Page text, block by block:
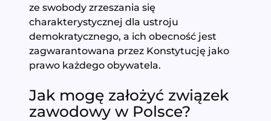
ze swobody zrzeszania się
charakterystycznej dla ustroju
demokratycznego, a ich obecność jest
zagwarantowana przez Konstytucję jako
prawo każdego obywatela.
Jak mogę założyć związek
zawodowy w Polsce?